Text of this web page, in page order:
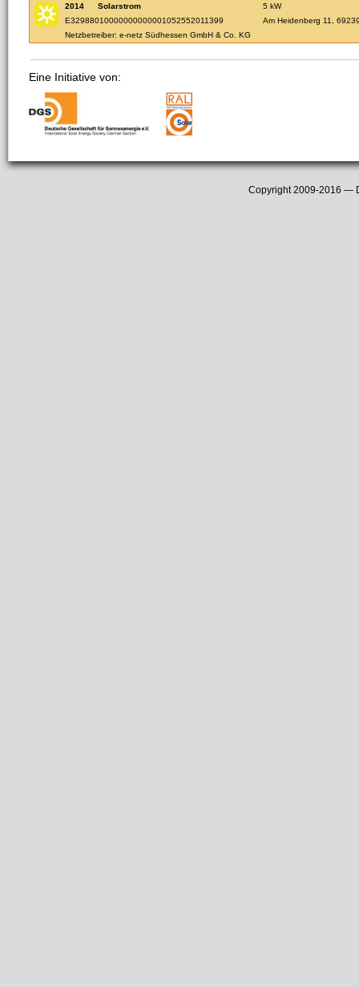
2014
Solarstrom
5 kW
E32988010000000000001052552011399
Am Heidenberg 11,
Netzbetreiber: e-netz Südhessen GmbH & Co. KG
Eine Initiative von:
Copyright 2009-2016 —